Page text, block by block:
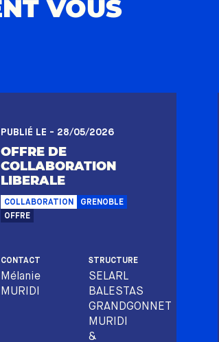
VOUS
PUBLIÉ LE - 28/05/2026
OFFRE DE
COLLABORATION
LIBERALE
COLLABORATION
GRENOBLE
OFFRE
CONTACT
Mélanie
MURIDI
STRUCTURE
SELARL
BALESTAS
GRANDGONNET
MURIDI
&